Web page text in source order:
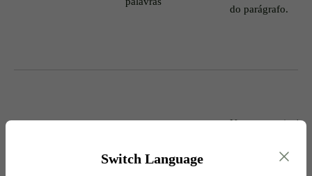
do parágrafo.
Use aspas e
número da página.
Switch Language